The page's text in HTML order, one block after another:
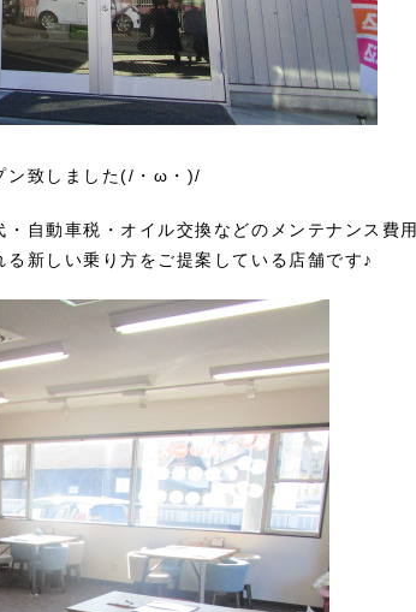
ン致しました(/・ω・)/
自動車税・オイル交換などのメンテナンス費用
新しい乗り方をご提案している店舗です♪